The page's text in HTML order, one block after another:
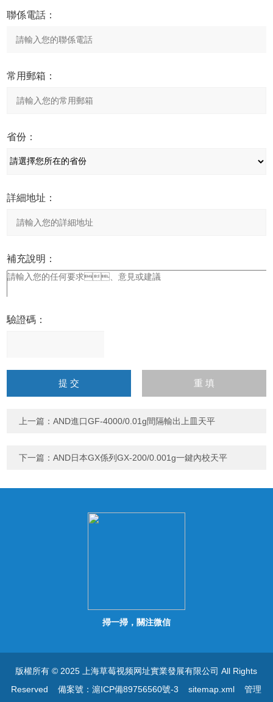
聯係電話：
常用郵箱：
省份：
詳細地址：
補充說明：
驗證碼：
字），如：三加四=7
上一篇：AND進口GF-4000/0.01g間隔輸出上皿天平
下一篇：AND日本GX係列GX-200/0.001g一鍵內校天平
掃一掃，關注微信
版權所有 © 2025 上海草莓视频网址實業發展有限公司 All Rights
Reserved備案號：滬ICP備89756560號-3 sitemap.xml 管理